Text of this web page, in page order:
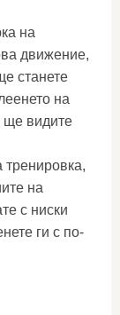
на
движение,
станете
на
ще видите
на
с ниски
ги с по-